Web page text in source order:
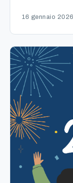
16 gennaio 2026